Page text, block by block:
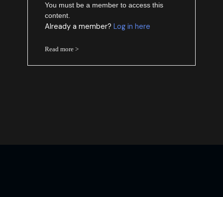
You must be a member to access this
content.
Already a member?Log in here
Read more >